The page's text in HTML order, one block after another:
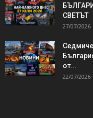
СВЕТЪТ
27/07/2026
от...
22/07/2026